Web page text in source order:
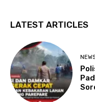
LATEST ARTICLES